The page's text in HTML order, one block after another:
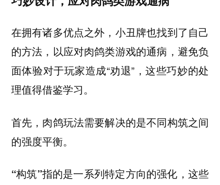
在拥有诸多优点之外，小丑牌也找到了自己
的方法，以应对肉鸽类游戏的通病，避免负
面体验对于玩家造成“劝退”，这些巧妙的处
理值得借鉴学习。
首先，肉鸽玩法需要解决的是不同构筑之间
的强度平衡。
“构筑”指的是一系列特定方向的强化，这些